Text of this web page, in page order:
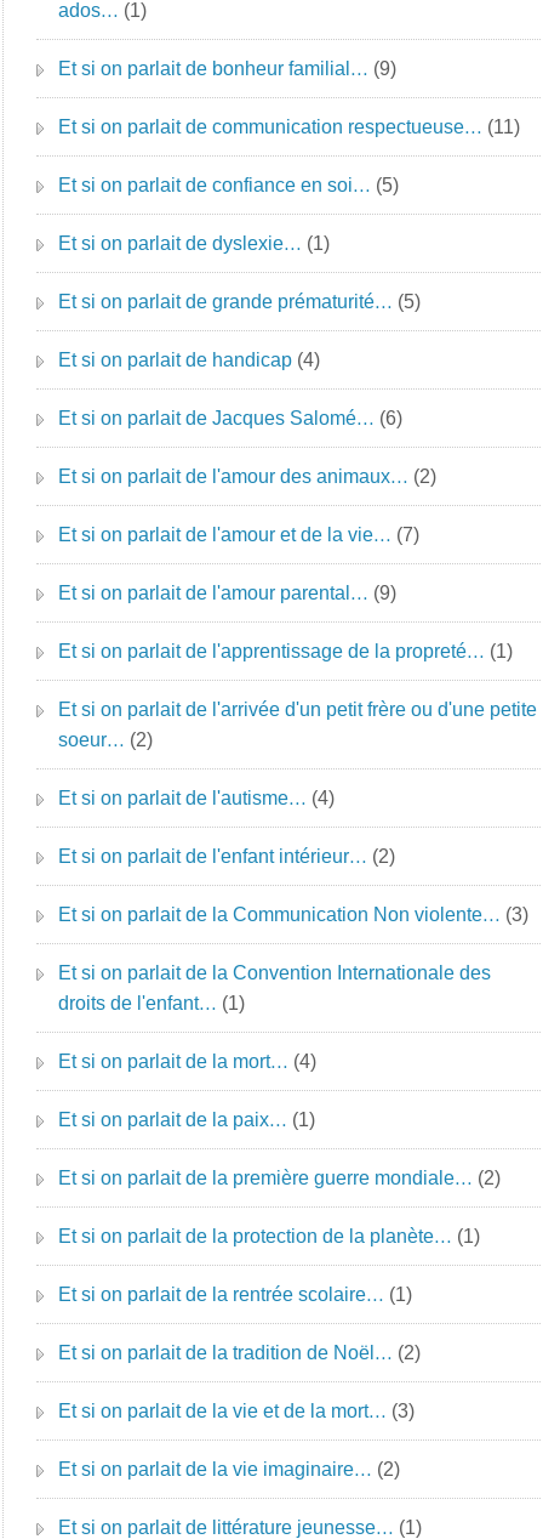
ados… (1)
Et si on parlait de bonheur familial… (9)
Et si on parlait de communication respectueuse… (11)
Et si on parlait de confiance en soi… (5)
Et si on parlait de dyslexie… (1)
Et si on parlait de grande prématurité… (5)
Et si on parlait de handicap (4)
Et si on parlait de Jacques Salomé… (6)
Et si on parlait de l'amour des animaux… (2)
Et si on parlait de l'amour et de la vie… (7)
Et si on parlait de l'amour parental… (9)
Et si on parlait de l'apprentissage de la propreté… (1)
Et si on parlait de l'arrivée d'un petit frère ou d'une petite
soeur… (2)
Et si on parlait de l'autisme… (4)
Et si on parlait de l'enfant intérieur… (2)
Et si on parlait de la Communication Non violente… (3)
Et si on parlait de la Convention Internationale des
droits de l'enfant… (1)
Et si on parlait de la mort… (4)
Et si on parlait de la paix… (1)
Et si on parlait de la première guerre mondiale… (2)
Et si on parlait de la protection de la planète… (1)
Et si on parlait de la rentrée scolaire… (1)
Et si on parlait de la tradition de Noël… (2)
Et si on parlait de la vie et de la mort… (3)
Et si on parlait de la vie imaginaire… (2)
Et si on parlait de littérature jeunesse… (1)